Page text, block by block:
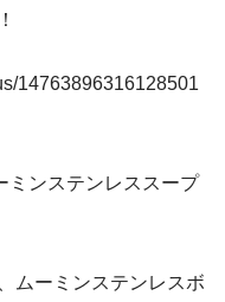
14763896316128501
ンステンレススープ
ムーミンステンレスボ